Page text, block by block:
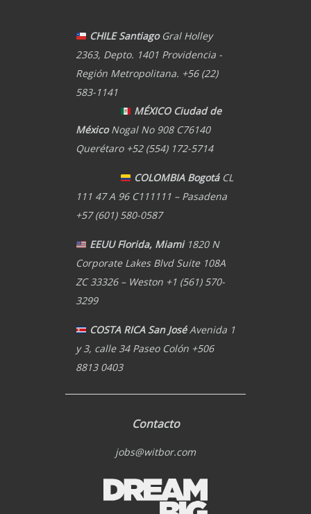
CHILE Santiago Gral Holley
2363, Depto. 1401 Providencia -
Región Metropolitana. +56 (22)
583-1141
MÉXICO Ciudad de
MéxicoNogal No 908 C76140
Querétaro +52 (554) 172-5714
COLOMBIA BogotáCL
111 47 A 96 C111111 – Pasadena
+57 (601) 580-0587
EEUU Florida, Miami1820 N
Corporate Lakes Blvd Suite 108A
ZC 33326 – Weston +1 (561) 570-
3299
COSTA RICA San JoséAvenida 1
y 3, calle 34 Paseo Colón +506
8813 0403
Contacto
jobs@witbor.com